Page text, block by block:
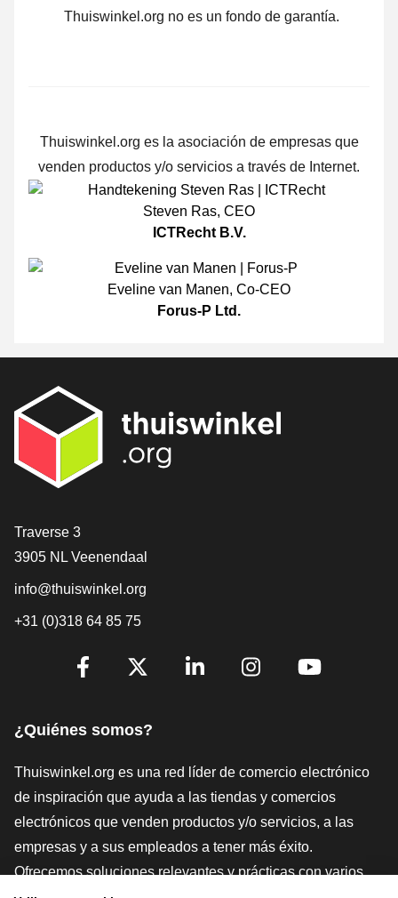
Thuiswinkel.org no es un fondo de garantía.
Thuiswinkel.org es la asociación de empresas que
venden productos y/o servicios a través de Internet.
Steven Ras, CEO
ICTRecht B.V.
Eveline van Manen, Co-CEO
Forus-P Ltd.
[_General:Contact]
Traverse 3
3905 NL Veenendaal
info@thuiswinkel.org
+31 (0)318 64 85 75
[_General:SocialMediaTitle]
¿Quiénes somos?
Thuiswinkel.org es una red líder de comercio electrónico
de inspiración que ayuda a las tiendas y comercios
electrónicos que venden productos y/o servicios, a las
empresas y a sus empleados a tener más éxito.
Ofrecemos soluciones relevantes y prácticas con varios